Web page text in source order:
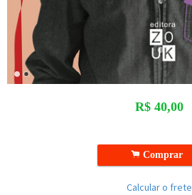
R$ 40,00
.Comprar
Calcular o frete